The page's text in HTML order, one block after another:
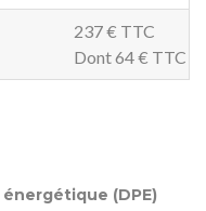
237 € TTC
Dont 64 € TTC
(DPE)